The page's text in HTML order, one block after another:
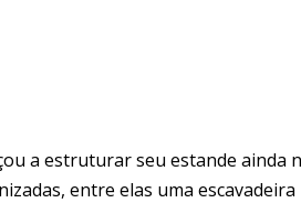
a estruturar seu estande ainda
entre elas uma escavadeira